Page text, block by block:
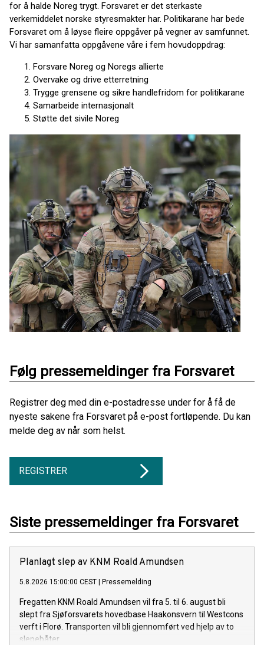
for å halde Noreg trygt. Forsvaret er det sterkaste
verkemiddelet norske styresmakter har. Politikarane har bede
Forsvaret om å løyse fleire oppgåver på vegner av samfunnet.
Vi har samanfatta oppgåvene våre i fem hovudoppdrag:
Forsvare Noreg og Noregs allierte
Overvake og drive etterretning
Trygge grensene og sikre handlefridom for politikarane
Samarbeide internasjonalt
Støtte det sivile Noreg
Følg pressemeldinger fra Forsvaret
Registrer deg med din e-postadresse under for å få de
nyeste sakene fra Forsvaret på e-post fortløpende. Du kan
melde deg av når som helst.
REGISTRER
Siste pressemeldinger fra Forsvaret
Planlagt slep av KNM Roald Amundsen
5.8.2026 15:00:00 CEST Pressemelding
Fregatten KNM Roald Amundsen vil fra 5. til 6. august bli
slept fra Sjøforsvarets hovedbase Haakonsvern til Westcons
verft i Florø. Transporten vil bli gjennomført ved hjelp av to
slepebåter.